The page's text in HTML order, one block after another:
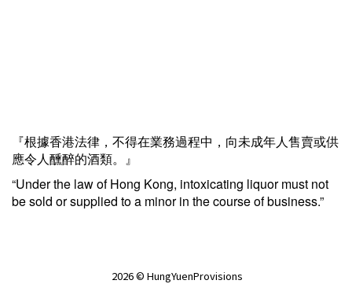
『根據香港法律，不得在業務過程中，向未成年人售賣或供
應令人醺醉的酒類。』
“Under the law of Hong Kong, intoxicating liquor must not
be sold or supplied to a minor in the course of business.”
2026 © HungYuenProvisions